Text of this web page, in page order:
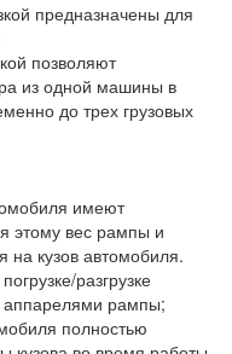
предназначены для
позволяют
из одной машины в
до трех грузовых
имеют
этому вес рампы и
на кузов автомобиля.
разгрузке
аппарелями рампы;
полностью